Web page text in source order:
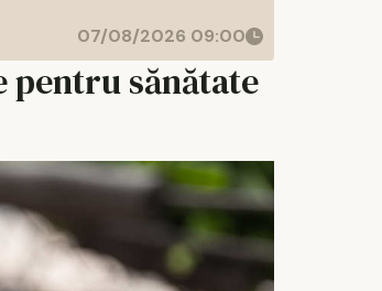
07/08/2026 09:00
pentru sănătate